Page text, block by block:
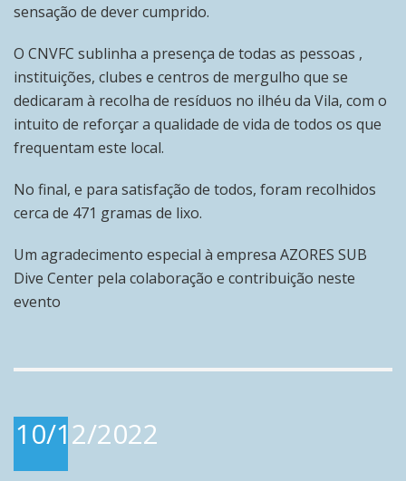
sensação de dever cumprido.
O CNVFC sublinha a presença de todas as pessoas ,
instituições, clubes e centros de mergulho que se
dedicaram à recolha de resíduos no ilhéu da Vila, com o
intuito de reforçar a qualidade de vida de todos os que
frequentam este local.
No final, e para satisfação de todos, foram recolhidos
cerca de 471 gramas de lixo.
Um agradecimento especial à empresa AZORES SUB
Dive Center pela colaboração e contribuição neste
evento
10/12/2022